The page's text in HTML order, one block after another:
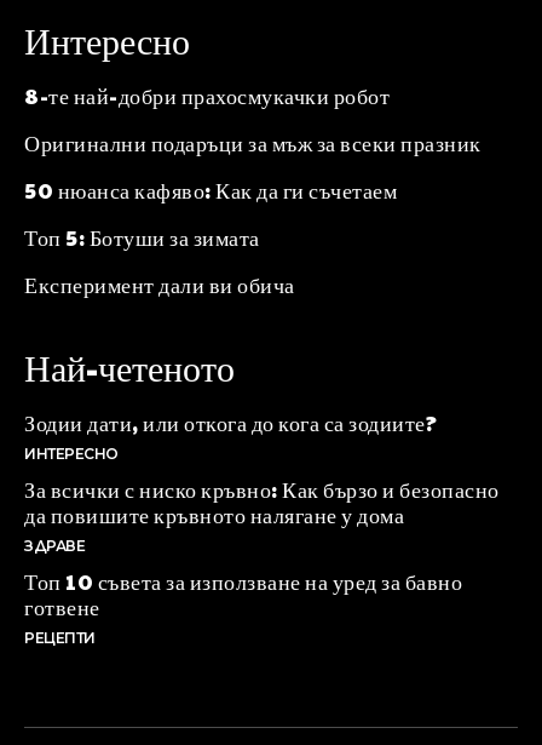
Интересно
8-те най-добри прахосмукачки робот
Оригинални подаръци за мъж за всеки празник
50 нюанса кафяво: Как да ги съчетаем
Топ 5: Ботуши за зимата
Експеримент дали ви обича
Най-четеното
Зодии дати, или откога до кога са зодиите?
ИНТЕРЕСНО
За всички с ниско кръвно: Как бързо и безопасно
да повишите кръвното налягане у дома
ЗДРАВЕ
Топ 10 съвета за използване на уред за бавно
готвене
РЕЦЕПТИ